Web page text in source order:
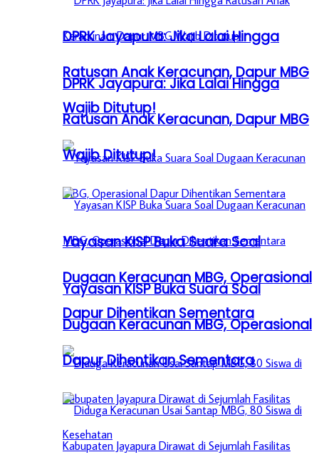
DPRK Jayapura: Jika Lalai Hingga
Ratusan Anak Keracunan, Dapur MBG
Wajib Ditutup!
Yayasan KISP Buka Suara Soal
Dugaan Keracunan MBG, Operasional
Dapur Dihentikan Sementara
DPRK Jayapura: Jika Lalai Hingga
Ratusan Anak Keracunan, Dapur MBG
Wajib Ditutup!
Yayasan KISP Buka Suara Soal
Dugaan Keracunan MBG, Operasional
Dapur Dihentikan Sementara